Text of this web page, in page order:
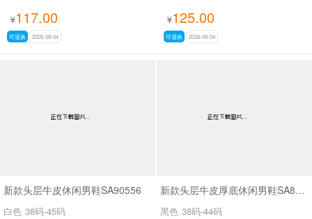
¥117.00
可退换 2026-08-04
¥125.00
可退换 2026-08-04
新款头层牛皮休闲男鞋SA90556
白色 38码-45码
新款头层牛皮厚底休闲男鞋SA8833
黑色 38码-44码